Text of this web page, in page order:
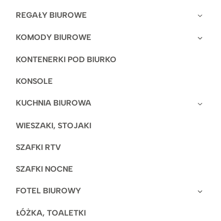
REGAŁY BIUROWE
KOMODY BIUROWE
KONTENERKI POD BIURKO
KONSOLE
KUCHNIA BIUROWA
WIESZAKI, STOJAKI
SZAFKI RTV
SZAFKI NOCNE
FOTEL BIUROWY
ŁÓŻKA, TOALETKI